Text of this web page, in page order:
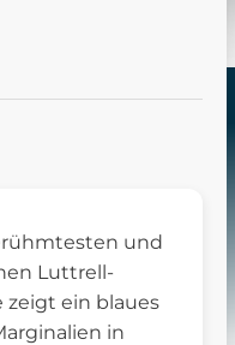
und
Luttrell-
zeigt ein blaues
in